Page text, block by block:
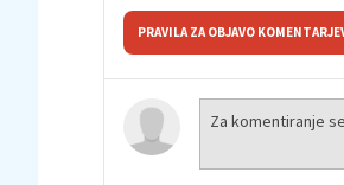
PRAVILA ZA OBJAVO